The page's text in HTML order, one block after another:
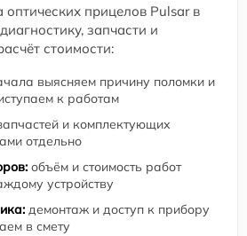
прицелов Pulsar в
запчасти и
стоимости:
выясняем причину поломки и
к работам
и комплектующих
отдельно
объём и стоимость работ
устройству
демонтаж и доступ к прибору
в смету